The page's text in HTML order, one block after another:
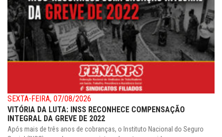
SEXTA-FEIRA, 07/08/2026
VITÓRIA DA LUTA: INSS RECONHECE COMPENSAÇÃO
INTEGRAL DA GREVE DE 2022
Após mais de três anos de cobranças, o Instituto Nacional do Seguro